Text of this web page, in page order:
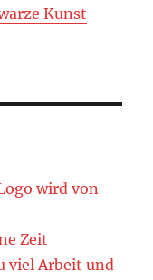
Kunst
wird von
Zeit
viel Arbeit und